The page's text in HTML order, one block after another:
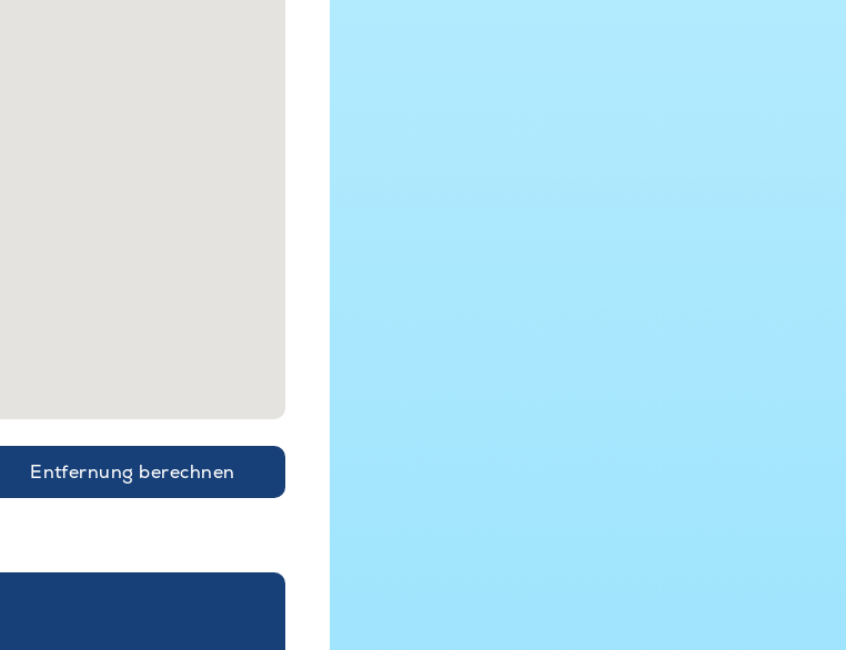
Entfernung berechnen